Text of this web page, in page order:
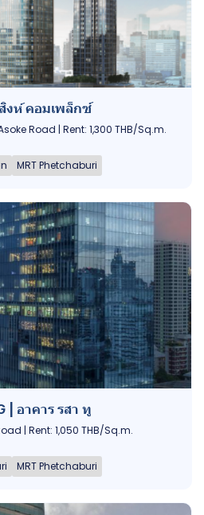
สิงห์ คอมเพล็กซ์
Road | Rent: 1,300 THB/Sq.m.
MRT Phetchaburi
| อาคาร รสา ทู
| Rent: 1,050 THB/Sq.m.
MRT Phetchaburi